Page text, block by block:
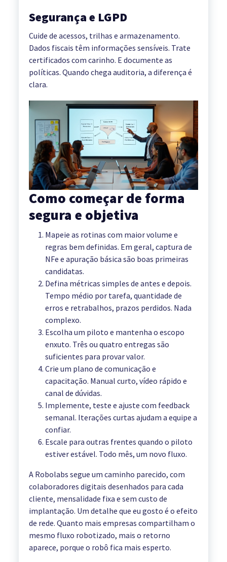
Segurança e LGPD
Cuide de acessos, trilhas e armazenamento.
Dados fiscais têm informações sensíveis. Trate
certificados com carinho. E documente as
políticas. Quando chega auditoria, a diferença é
clara.
Como começar de forma
segura e objetiva
Mapeie as rotinas com maior volume e
regras bem definidas. Em geral, captura de
NFe e apuração básica são boas primeiras
candidatas.
Defina métricas simples de antes e depois.
Tempo médio por tarefa, quantidade de
erros e retrabalhos, prazos perdidos. Nada
complexo.
Escolha um piloto e mantenha o escopo
enxuto. Três ou quatro entregas são
suficientes para provar valor.
Crie um plano de comunicação e
capacitação. Manual curto, vídeo rápido e
canal de dúvidas.
Implemente, teste e ajuste com feedback
semanal. Iterações curtas ajudam a equipe a
confiar.
Escale para outras frentes quando o piloto
estiver estável. Todo mês, um novo fluxo.
A Robolabs segue um caminho parecido, com
colaboradores digitais desenhados para cada
cliente, mensalidade fixa e sem custo de
implantação. Um detalhe que eu gosto é o efeito
de rede. Quanto mais empresas compartilham o
mesmo fluxo robotizado, mais o retorno
aparece, porque o robô fica mais esperto.